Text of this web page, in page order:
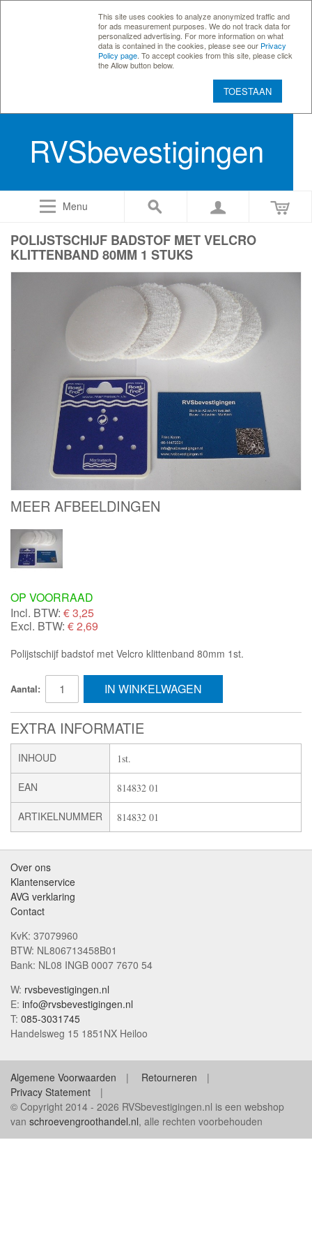
This site uses cookies to analyze anonymized traffic and
for ads measurement purposes. We do not track data for
personalized advertising. For more information on what
data is contained in the cookies, please see our Privacy
Policy page . To accept cookies from this site, please click
the Allow button below.
TOESTAAN
RVSbevestigingen
Menu
POLIJSTSCHIJF BADSTOF MET VELCRO
KLITTENBAND 80MM 1 STUKS
MEER AFBEELDINGEN
OP VOORRAAD
Incl. BTW: €3,25
Excl. BTW: € 2,69
Polijstschijf badstof met Velcro klittenband 80mm 1st.
Aantal: IN WINKELWAGEN
EXTRA INFORMATIE
INHOUD 1st.
EAN 814832 01
ARTIKELNUMMER 814832 01
Over ons
Klantenservice
AVG verklaring
Contact
KvK: 37079960
BTW: NL806713458B01
Bank: NL08 INGB 0007 7670 54
W: rvsbevestigingen.nl
E: info@rvsbevestigingen.nl
T: 085-3031745
Handelsweg 15 1851NX Heiloo
Algemene Voorwaarden
Retourneren
Privacy Statement
© Copyright 2014 - 2026 RVSbevestigingen.nl is een webshop
van schroevengroothandel.nl, alle rechten voorbehouden